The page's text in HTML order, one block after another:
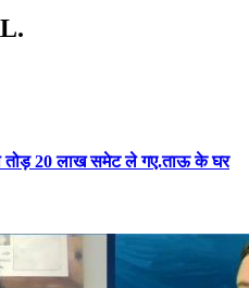
तोड़ 20 लाख समेट ले गए.ताऊ के घर